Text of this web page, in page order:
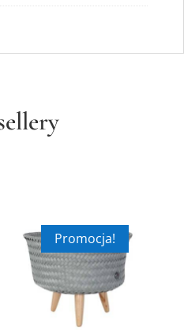
Promocja!